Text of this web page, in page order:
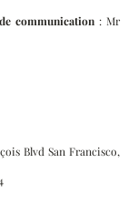
communication : Mr
Blvd San Francisco,